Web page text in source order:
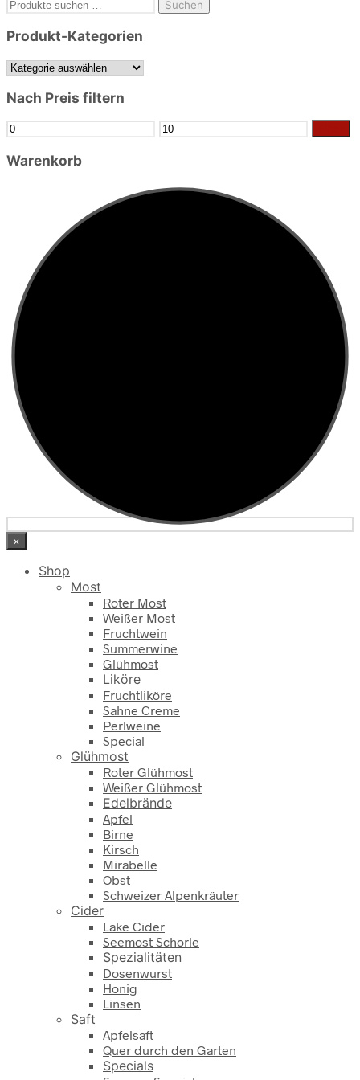
nach:
Suchen
Produkt-Kategorien
Nach Preis filtern
Min.
Max.
Warenkorb
×
Shop
Most
Roter Most
Weißer Most
Fruchtwein
Summerwine
Glühmost
Liköre
Fruchtliköre
Sahne Creme
Perlweine
Special
Glühmost
Roter Glühmost
Weißer Glühmost
Edelbrände
Apfel
Birne
Kirsch
Mirabelle
Obst
Schweizer Alpenkräuter
Cider
Lake Cider
Seemost Schorle
Spezialitäten
Dosenwurst
Honig
Linsen
Saft
Apfelsaft
Quer durch den Garten
Specials